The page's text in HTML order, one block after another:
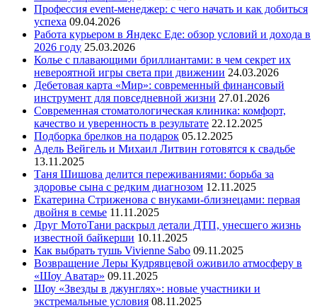
Профессия event-менеджер: с чего начать и как добиться
успеха 09.04.2026
Работа курьером в Яндекс Еде: обзор условий и дохода в
2026 году 25.03.2026
Колье с плавающими бриллиантами: в чем секрет их
невероятной игры света при движении 24.03.2026
Дебетовая карта «Мир»: современный финансовый
инструмент для повседневной жизни 27.01.2026
Современная стоматологическая клиника: комфорт,
качество и уверенность в результате 22.12.2025
Подборка брелков на подарок 05.12.2025
Адель Вейгель и Михаил Литвин готовятся к свадьбе
13.11.2025
Таня Шишова делится переживаниями: борьба за
здоровье сына с редким диагнозом 12.11.2025
Екатерина Стриженова с внуками-близнецами: первая
двойня в семье 11.11.2025
Друг МотоТани раскрыл детали ДТП, унесшего жизнь
известной байкерши 10.11.2025
Как выбрать тушь Vivienne Sabo 09.11.2025
Возвращение Леры Кудрявцевой оживило атмосферу в
«Шоу Аватар» 09.11.2025
Шоу «Звезды в джунглях»: новые участники и
экстремальные условия 08.11.2025